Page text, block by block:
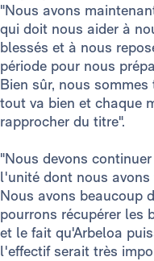
"Nous avons
qui doit nous aider à
blessés et à nous
période pour nous
Bien sûr, nous
tout va bien et chaque
rapprocher du titre".
"Nous devons
l'unité dont nous avons
Nous avons beaucoup
pourrons récupérer les
et le fait qu'Arbeloa
l'effectif serait très